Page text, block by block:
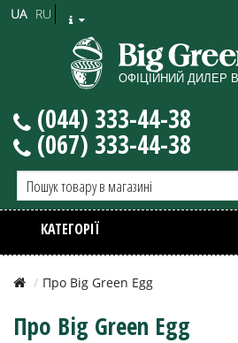
RU
UA
(044) 333-44-38
(067) 333-44-38
КАТЕГОРІЇ
Про Big Green Egg
Про Big Green Egg